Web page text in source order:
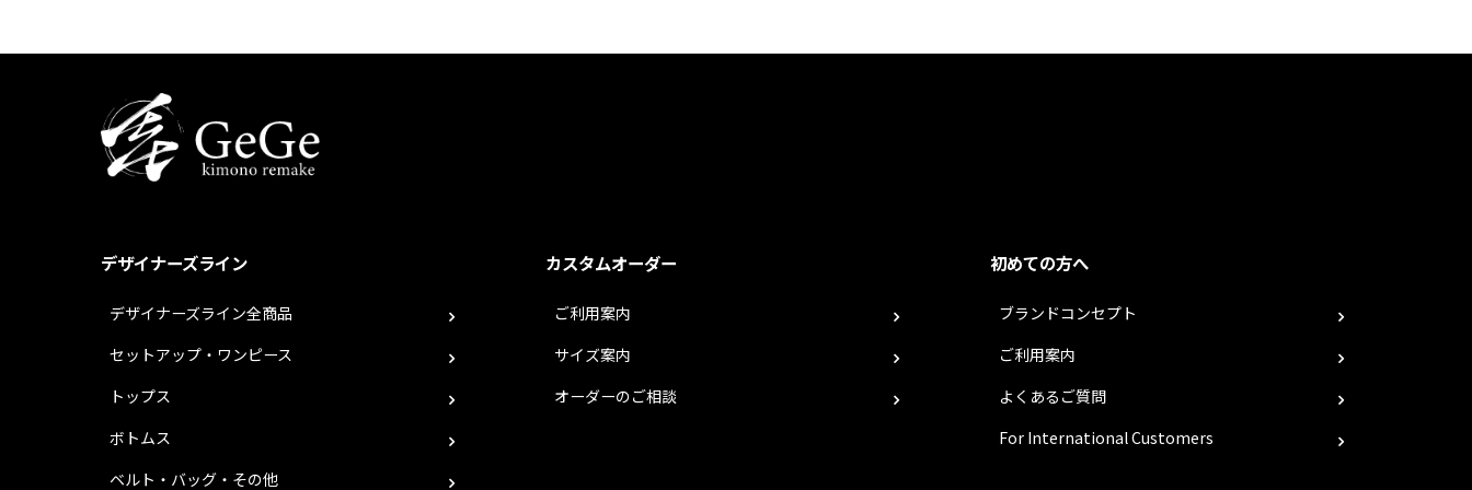
デザイナーズライン
デザイナーズライン全商品
セットアップ・ワンピース
トップス
ボトムス
ベルト・バッグ・その他
カスタムオーダー
ご利用案内
サイズ案内
オーダーのご相談
初めての方へ
ブランドコンセプト
ご利用案内
よくあるご質問
For International Customers